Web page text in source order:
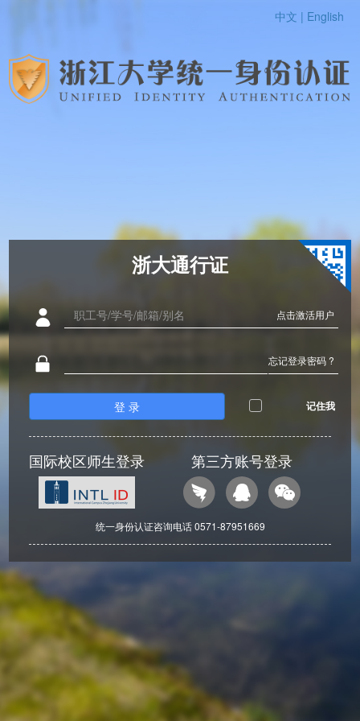
中文 | English
浙大通行证
点击激活用户
忘记登录密码 ?
登 录 记住我
国际校区师生登录 第三方账号登录
统一身份认证咨询电话 0571-87951669